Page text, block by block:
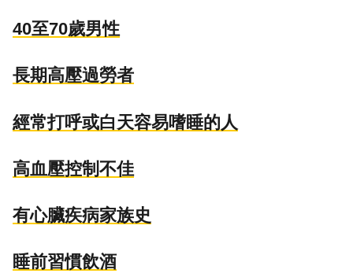
40至70歲男性
長期高壓過勞者
經常打呼或白天容易嗜睡的人
高血壓控制不佳
有心臟疾病家族史
睡前習慣飲酒